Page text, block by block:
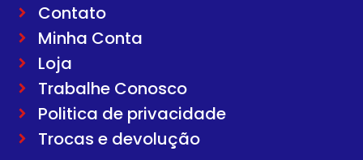
Contato
Minha Conta
Loja
Trabalhe Conosco
Politica de privacidade
Trocas e devolução